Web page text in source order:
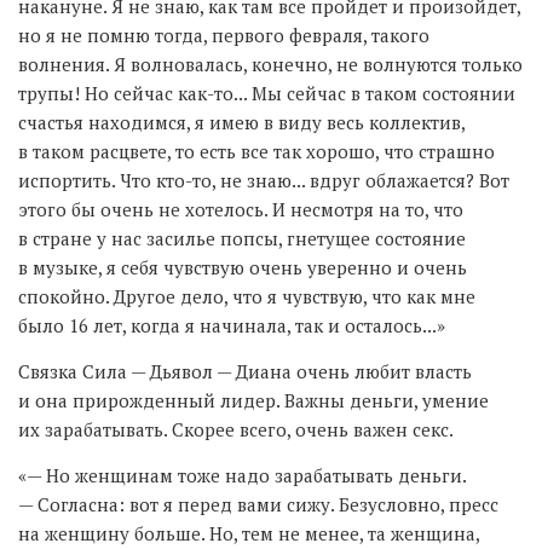
накануне. Я не знаю, как там все пройдет и произойдет,
но я не помню тогда, первого февраля, такого
волнения. Я волновалась, конечно, не волнуются только
трупы! Но сейчас как-то... Мы сейчас в таком состоянии
счастья находимся, я имею в виду весь коллектив,
в таком расцвете, то есть все так хорошо, что страшно
испортить. Что кто-то, не знаю... вдруг облажается? Вот
этого бы очень не хотелось. И несмотря на то, что
в стране у нас засилье попсы, гнетущее состояние
в музыке, я себя чувствую очень уверенно и очень
спокойно. Другое дело, что я чувствую, что как мне
было 16 лет, когда я начинала, так и осталось...»
Связка Сила — Дьявол — Диана очень любит власть
и она прирожденный лидер. Важны деньги, умение
их зарабатывать. Скорее всего, очень важен секс.
«— Но женщинам тоже надо зарабатывать деньги.
— Согласна: вот я перед вами сижу. Безусловно, пресс
на женщину больше. Но, тем не менее, та женщина,